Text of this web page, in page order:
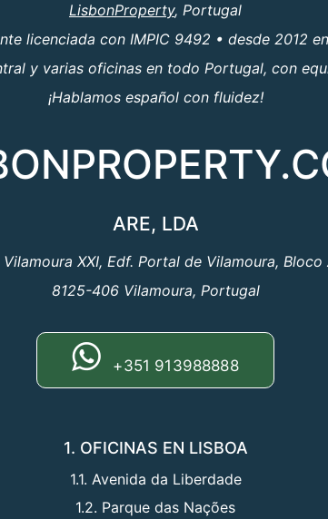
LisbonProperty, Portugal
licenciada con IMPIC 9492 • desde 2012
y varias oficinas en todo Portugal, con
¡Hablamos español con fluidez!
ARE, LDA
XXI, Edf. Portal de Vilamoura, Bloco
8125-406 Vilamoura, Portugal
+351 913988888
1. OFICINAS EN LISBOA
1.1. Avenida da Liberdade
1.2. Parque das Nações